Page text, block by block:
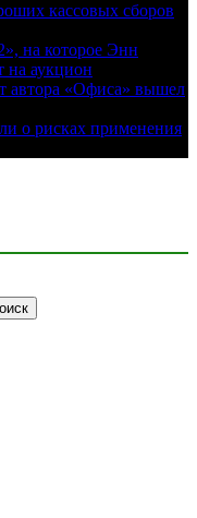
кассовых сборов
на которое Энн
на аукцион
автора «Офиса» вышел
о рисках применения